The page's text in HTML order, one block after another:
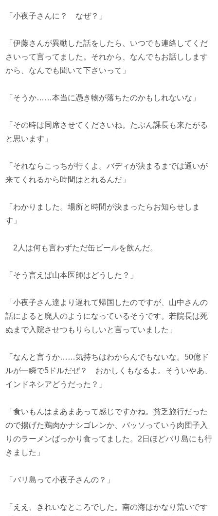
「小夜子さんに？ なぜ？」
「伊藤さんが異動した話をしたら、いつでも連絡してくだ
さいって言ってました。それから、なんでもお話しします
から、なんでも聞いて下さいって」
「そうか……本当に憑き物が落ちたのかもしれないな」
「その時は同席させてくださいね。たぶん課長も来たがる
と思います」
「それならこっちが行くよ。バディが決まるまでは通いが
来てくれるから時間はとれるんだ」
「わかりました。場所と時間が決まったらお知らせしま
す」
2人は何も言わずただ缶ビールを飲んだ。
「そう言えば山本医師はどうした？」
「小夜子さん達より遅れて帰国したのですが、山中さんの
話によると廃人のようになっているそうです。若院長は死
ぬまで入院させつもりらしいと言っていました」
「なんと言うか……気持ちはわからんでもないな。50億ド
ルが一瞬で5ドルだぜ？ おかしくもなるよ。そういやあ、
インドネシアどうだった？」
「食いもんはまあまあって感じですかね。貧乏旅行だった
ので揚げた鶏肉かナシゴレンか、バッソっていう肉団子入
りのラーメンばっかり食ってました。2日ほどバリ島にも行
きました」
「バリ島って小夜子さんの？」
「ええ、きれいなところでした。南の海はかなり荒いです